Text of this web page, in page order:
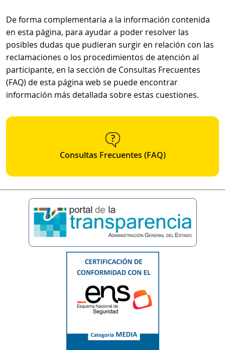
De forma complementaria a la información contenida
en esta página, para ayudar a poder resolver las
posibles dudas que pudieran surgir en relación con las
reclamaciones o los procedimientos de atención al
participante, en la sección de Consultas Frecuentes
(FAQ) de esta página web se puede encontrar
información más detallada sobre estas cuestiones.
Consultas Frecuentes (FAQ)